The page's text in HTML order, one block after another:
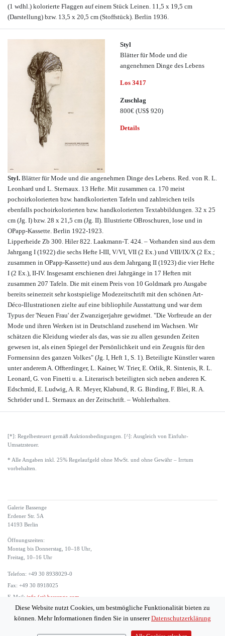
(1 wdhl.) kolorierte Flaggen auf einem Stück Leinen. 11,5 x 19,5 cm
(Darstellung) bzw. 13,5 x 20,5 cm (Stoffstück). Berlin 1936.
Styl
Blätter für Mode und die
angenehmen Dinge des Lebens
Los 3417
Zuschlag
800€ (US$ 920)
Details
Styl. Blätter für Mode und die angenehmen Dinge des Lebens. Red. von R. L.
Leonhard und L. Sternaux. 13 Hefte. Mit zusammen ca. 170 meist
pochoirkolorierten bzw. handkolorierten Tafeln und zahlreichen teils
ebenfalls pochoirkolorierten bzw. handkolorierten Textabbildungen. 32 x 25
cm (Jg. I) bzw. 28 x 21,5 cm (Jg. II). Illustrierte OBroschuren, lose und in
OPapp-Kassette. Berlin 1922-1923.
Lipperheide Zb 300. Hiler 822. Laakmann-T. 424. – Vorhanden sind aus dem
Jahrgang I (1922) die sechs Hefte I-III, V/VI, VII (2 Ex.) und VIII/IX/X (2 Ex.;
zusammen in OPapp-Kassette) und aus dem Jahrgang II (1923) die vier Hefte
I (2 Ex.), II-IV. Insgesamt erschienen drei Jahrgänge in 17 Heften mit
zusammen 207 Tafeln. Die mit einem Preis von 10 Goldmark pro Ausgabe
bereits seinerzeit sehr kostspielige Modezeitschrift mit den schönen Art-
Déco-Illustrationen zielte auf eine bibliophile Ausstattung und war dem
Typus der 'Neuen Frau' der Zwanzigerjahre gewidmet. "Die Vorfreude an der
Mode und ihren Werken ist in Deutschland zusehend im Wachsen. Wir
schätzen die Kleidung wieder als das, was sie zu allen gesunden Zeiten
gewesen ist, als einen Spiegel der Persönlichkeit und ein Zeugnis für den
Formensinn des ganzen Volkes" (Jg. I, Heft 1, S. 1). Beteiligte Künstler waren
unter anderem A. Offterdinger, L. Kainer, W. Trier, E. Orlik, R. Sintenis, R. L.
Leonard, G. von Finetti u. a. Literarisch beteiligten sich neben anderen K.
Edschmid, E. Ludwig, A. R. Meyer, Klabund, R. G. Binding, F. Blei, R. A.
Schröder und L. Sternaux an der Zeitschrift. – Wohlerhalten.
[*]: Regelbesteuert gemäß Auktionsbedingungen. [^]: Ausgleich von Einfuhr-
Umsatzsteuer.
* Alle Angaben inkl. 25% Regelaufgeld ohne MwSt. und ohne Gewähr – Irrtum
vorbehalten.
Galerie Bassenge
Erdener Str. 5A
14193 Berlin
Öffnungszeiten:
Montag bis Donnerstag, 10–18 Uhr,
Freitag, 10–16 Uhr
Telefon: +49 30 8938029-0
Fax: +49 30 8918025
E-Mail: info (at) bassenge.com
Datenschutzerklärung
Diese Website nutzt Cookies, um bestmögliche Funktionalität bieten zu
können. Mehr Informationen finden Sie in unsererDatenschutzerklärung